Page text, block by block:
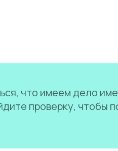
что имеем дело
проверку, чтобы